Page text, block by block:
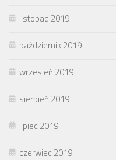
listopad 2019
październik 2019
wrzesień 2019
sierpień 2019
lipiec 2019
czerwiec 2019